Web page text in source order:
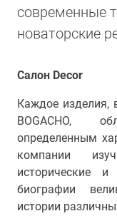
современные
новаторские
Салон Decor
Каждое изделия,
BOGACHO,
определенным
компании
исторические и
биографии
истории